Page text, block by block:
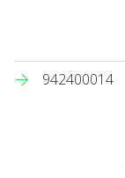
942400014